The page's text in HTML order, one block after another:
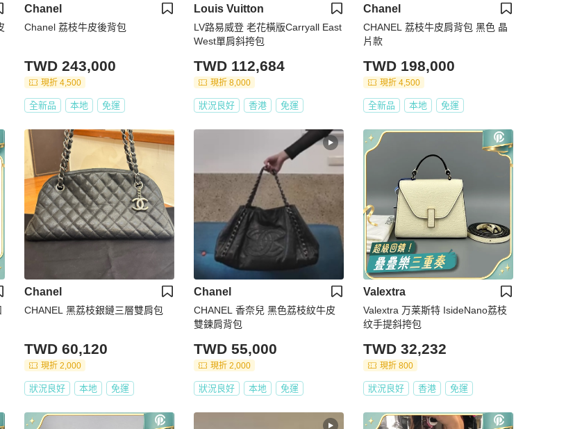
Chanel
Chanel 荔枝牛皮後背包
TWD 243,000
現折 4,500
全新品 本地 免運
Louis Vuitton
LV路易威登 老花橫版Carryall East
West單肩斜挎包
TWD 112,684
現折 8,000
狀況良好 香港 免運
Chanel
CHANEL 荔枝牛皮肩背包 黑色 晶
片款
TWD 198,000
現折 4,500
全新品 本地 免運
Chanel
CHANEL 黑荔枝銀鏈三層雙肩包
TWD 60,120
現折 2,000
狀況良好 本地 免運
Chanel
CHANEL 香奈兒 黑色荔枝紋牛皮
雙鍊肩背包
TWD 55,000
現折 2,000
狀況良好 本地 免運
Valextra
Valextra 万莱斯特 IsideNano荔枝
纹手提斜挎包
TWD 32,232
現折 800
狀況良好 香港 免運